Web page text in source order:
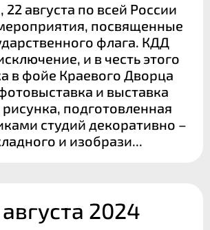
августа по всей России
посвященные
флага. КДД
и в честь этого
в фойе Краевого Дворца
и выставка
рисунка, подготовленная
студий декоративно –
и изобрази...
2024